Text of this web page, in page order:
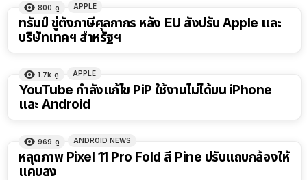
800 ดู APPLE
ทรัมป์ ขู่ตั้งภาษีศุลกากร หลัง EU สั่งปรับ Apple และ
บริษัทเทคฯ สำหรัฐฯ
1.7k ดู APPLE
YouTube กำลังแก้ไข PiP ใช้งานไม่ได้บน iPhone
และ Android
969 ดู ANDROID NEWS
หลุดภาพ Pixel 11 Pro Fold สี Pine ปรับแถบกล้องให้
แคบลง